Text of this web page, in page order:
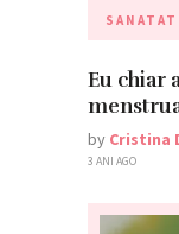
Eu chiar
by Cristina
3 ANI AGO